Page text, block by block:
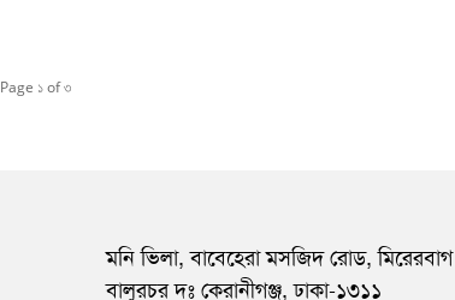
Page ১ of ৩
মনি ভিলা, বাবেহেরা মসজিদ রোড, মিরেরবাগ
বালুরচর দঃ কেরানীগঞ্জ, ঢাকা-১৩১১